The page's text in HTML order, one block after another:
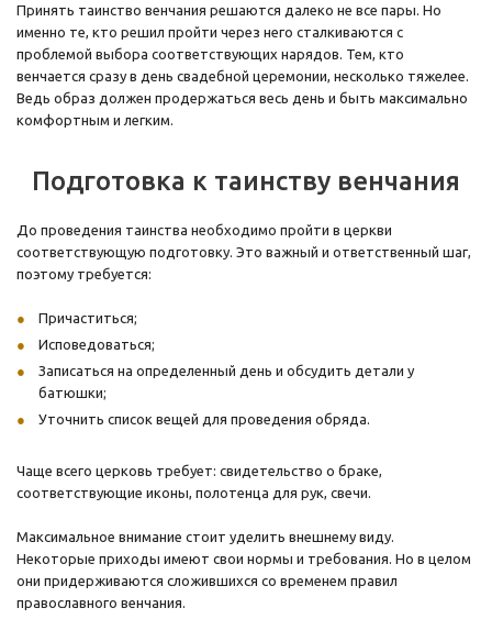
Принять таинство венчания решаются далеко не все пары. Но
именно те, кто решил пройти через него сталкиваются с
проблемой выбора соответствующих нарядов. Тем, кто
венчается сразу в день свадебной церемонии, несколько тяжелее.
Ведь образ должен продержаться весь день и быть максимально
комфортным и легким.
Подготовка к таинству венчания
До проведения таинства необходимо пройти в церкви
соответствующую подготовку. Это важный и ответственный шаг,
поэтому требуется:
Причаститься;
Исповедоваться;
Записаться на определенный день и обсудить детали у
батюшки;
Уточнить список вещей для проведения обряда.
Чаще всего церковь требует: свидетельство о браке,
соответствующие иконы, полотенца для рук, свечи.
Максимальное внимание стоит уделить внешнему виду.
Некоторые приходы имеют свои нормы и требования. Но в целом
они придерживаются сложившихся со временем правил
православного венчания.